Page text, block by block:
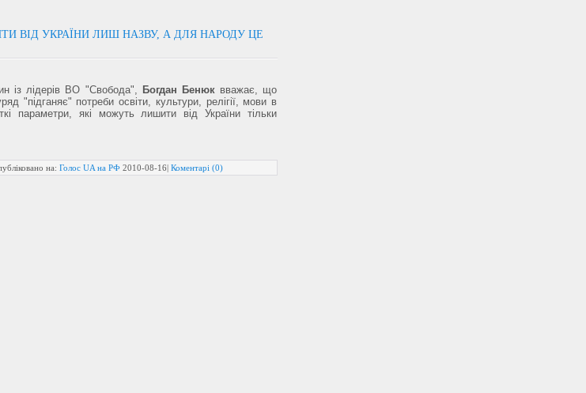
ВІД УКРАЇНИ ЛИШ НАЗВУ, А ДЛЯ НАРОДУ ЦЕ
із лідерів ВО "Свобода", Богдан Бенюквважає, що
"підганяє" потреби освіти, культури, релігії, мови в
параметри, які можуть лишити від України тільки
на: Голос UA на РФ 2010-08-16| Коментарі (0)